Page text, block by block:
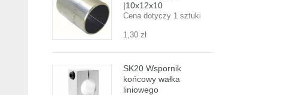
|10x12x10
Cena dotyczy 1 sztuki
1,30 zł
SK20 Wspornik
końcowy wałka
liniowego